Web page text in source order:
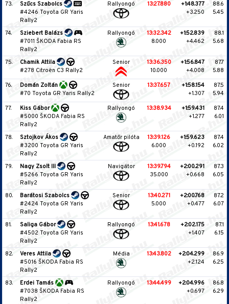
73.
Szűcs Szabolcs
#4246 Toyota GR Yaris
Rally2
Rallyongó 13:27.880
+1:48.377
+3.250
88.6
5.45
74.
Sziebert Balázs
#7011 ŠKODA Fabia RS
Rally2
Rallyongó
13:32.342
8.000
+1:52.839
+4.462
88.1
5.68
75.
Chamik Attila
#278 Citroën C3 Rally2
Senior
13:36.350
10.000
+1:56.847
+4.008
87.7
5.88
76.
Domán Zoltán
#70 Toyota GR Yaris Rally2
Senior 13:37.657
+1:58.154
+1.307
87.5
5.94
77.
Kiss Gábor
#5000 ŠKODA Fabia RS
Rally2
Rallyongó 13:38.934
+1:59.431
+1.277
87.4
6.01
78.
Sztojkov Ákos
#3200 Toyota GR Yaris
Rally2
Amatőr pilóta
13:39.126
6.000
+1:59.623
+0.192
87.4
6.02
79.
Nagy Zsolt III
#5266 Toyota GR Yaris
Rally2
Navigátor
13:39.794
35.000
+2:00.291
+0.668
87.3
6.05
80.
Barátosi Szabolcs
#2424 Toyota GR Yaris
Rally2
Senior
13:40.271
5.000
+2:00.768
+0.477
87.2
6.07
81.
Saliga Gábor
#4502 Toyota GR Yaris
Rally2
Rallyongó 13:41.678
+2:02.175
+1.407
87.1
6.15
82.
Veres Attila
#5016 ŠKODA Fabia RS
Rally2
Média 13:43.802
+2:04.299
+2.124
86.9
6.25
83.
Erdei Tamás
#7038 ŠKODA Fabia RS
Rally2
Rallyongó 13:44.499
+2:04.996
+0.697
86.8
6.29